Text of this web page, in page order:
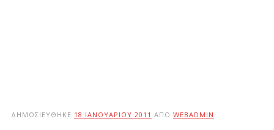
ΔΗΜΟΣΙΕΎΘΗΚΕ 18 ΙΑΝΟΥΑΡΊΟΥ 2011 ΑΠΌ WEBADMIN